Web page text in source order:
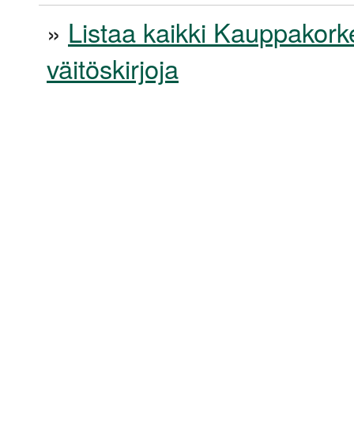
» Listaa kaikki
väitöskirjoja